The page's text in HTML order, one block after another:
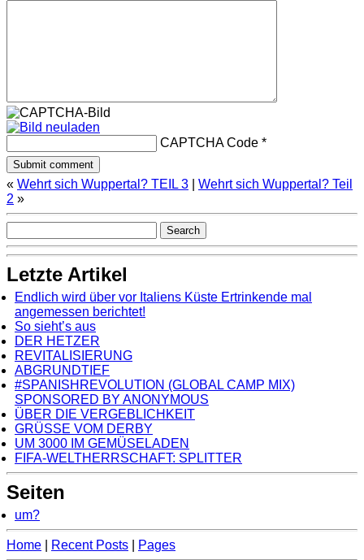
CAPTCHA Code *
« Wehrt sich Wuppertal? TEIL 3
Wehrt sich Wuppertal? Teil
2 »
Letzte Artikel
Endlich wird über vor Italiens Küste Ertrinkende mal
angemessen berichtet!
So sieht’s aus
DER HETZER
REVITALISIERUNG
ABGRUNDTIEF
#SPANISHREVOLUTION (GLOBAL CAMP MIX)
SPONSORED BY ANONYMOUS
ÜBER DIE VERGEBLICHKEIT
GRÜSSE VOM DERBY
UM 3000 IM GEMÜSELADEN
FIFA-WELTHERRSCHAFT: SPLITTER
Seiten
um?
Home Recent Posts Pages